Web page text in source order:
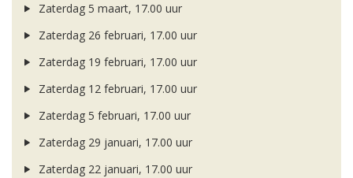
Zaterdag 5 maart, 17.00 uur
Zaterdag 26 februari, 17.00 uur
Zaterdag 19 februari, 17.00 uur
Zaterdag 12 februari, 17.00 uur
Zaterdag 5 februari, 17.00 uur
Zaterdag 29 januari, 17.00 uur
Zaterdag 22 januari, 17.00 uur